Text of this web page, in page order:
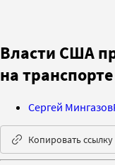
Власти США
на
Сергей Мингазов
Копировать ссылку